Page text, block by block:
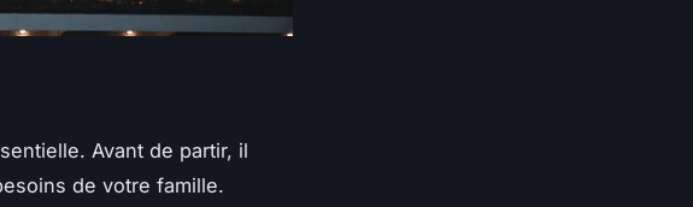
Avant de partir, il
de votre famille.